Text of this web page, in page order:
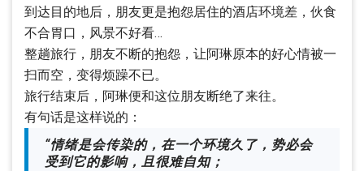
到达目的地后，朋友更是抱怨居住的酒店环境差，伙食
不合胃口，风景不好看…
整趟旅行，朋友不断的抱怨，让阿琳原本的好心情被一
扫而空，变得烦躁不已。
旅行结束后，阿琳便和这位朋友断绝了来往。
有句话是这样说的：
“情绪是会传染的，在一个环境久了，势必会
受到它的影响，且很难自知；